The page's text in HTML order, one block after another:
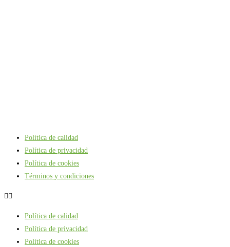
Política de calidad
Política de privacidad
Política de cookies
Términos y condiciones
Política de calidad
Política de privacidad
Política de cookies